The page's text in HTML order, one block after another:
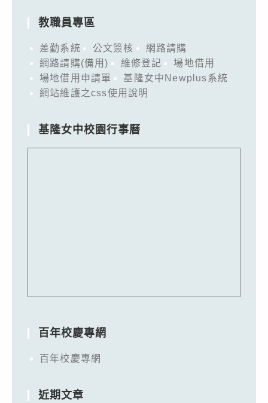
教職員專區
差勤系統 公文簽核
網路請購
網路請購(備用)
維修登記
場地借用
場地借用申請單
基隆女中Newplus系統
網站維護之css使用說明
基隆女中校園行事曆
百年校慶專網
百年校慶專網
近期文章